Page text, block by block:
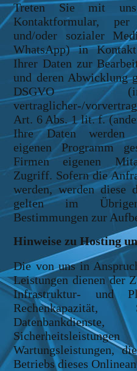
Treten Sie mit
Kontaktformular,
und/oder sozialer
WhatsApp) in
Ihrer Daten zur
und deren Abwicklung
DSGVO
vertraglicher-/
Art. 6 Abs. 1 lit. f.
Ihre Daten
eigenen Programm
Firmen eigenen
Zugriff. Sofern die
werden, werden diese
gelten im
Bestimmungen zur
Hinweise zu Hosting
Die von uns in
Leistungen dienen der
Infrastruktur- und
Rechenkapazität,
Wartungsleistungen,
Betriebs dieses